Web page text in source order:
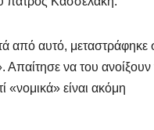
από αυτό, μεταστράφηκε
Απαίτησε να του ανοίξουν
«νομικά» είναι ακόμη